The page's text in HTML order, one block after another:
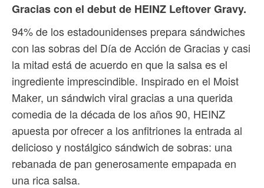
Gracias con el debut de HEINZ Leftover Gravy.
94% de los estadounidenses prepara sándwiches
con las sobras del Día de Acción de Gracias y casi
la mitad está de acuerdo en que la salsa es el
ingrediente imprescindible. Inspirado en el Moist
Maker, un sándwich viral gracias a una querida
comedia de la década de los años 90, HEINZ
apuesta por ofrecer a los anfitriones la entrada al
delicioso y nostálgico sándwich de sobras: una
rebanada de pan generosamente empapada en
una rica salsa.